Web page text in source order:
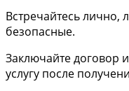
Встречайтесь
безопасные.
Заключайте договор
услугу после